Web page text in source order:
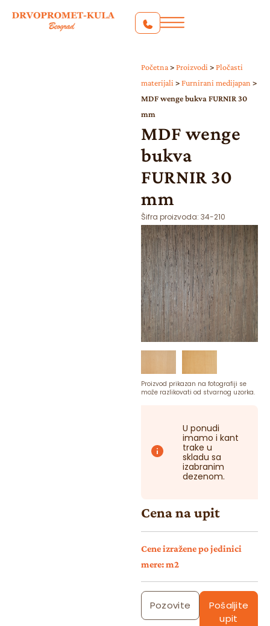
Početna > Proizvodi > Pločasti
materijali > Furnirani medijapan >
MDF wenge bukva FURNIR 30
mm
MDF wenge
bukva
FURNIR 30
mm
Šifra proizvoda: 34-210
Proizvod prikazan na fotografiji se
može razlikovati od stvarnog uzorka.
U ponudi
imamo i kant
trake u
skladu sa
izabranim
dezenom.
Cena na upit
Cene izražene po jedinici
mere: m2
Pozovite
Pošaljite
upit